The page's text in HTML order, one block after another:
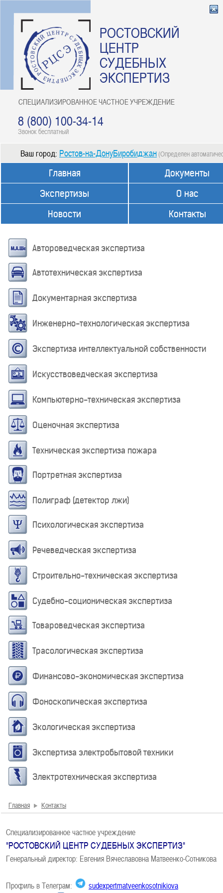
РОСТОВСКИЙ
ЦЕНТР
СУДЕБНЫХ
ЭКСПЕРТИЗ
СПЕЦИАЛИЗИРОВАННОЕ ЧАСТНОЕ УЧРЕЖДЕНИЕ
8 (800) 100-34-14
Звонок бесплатный
Ваш город: Ростов-на-ДонуБиробиджан (Определен
Главная
Экспертизы
Новости
Документы
О нас
Контакты
Автороведческая экспертиза
Автотехническая экспертиза
Документарная экспертиза
Инженерно-технологическая экспертиза
Экспертиза интеллектуальной собственности
Искусствоведческая экспертиза
Компьютерно-техническая экспертиза
Оценочная экспертиза
Техническая экспертиза пожара
Портретная экспертиза
Полиграф (детектор лжи)
Психологическая экспертиза
Речеведческая экспертиза
Строительно-техническая экспертиза
Судебно-соционическая экспертиза
Товароведческая экспертиза
Трасологическая экспертиза
Финансово-экономическая экспертиза
Фоноскопическая экспертиза
Экологическая экспертиза
Экспертиза электробытовой техники
Электротехническая экспертиза
Главная Контакты
Специализированное частное учреждение
"РОСТОВСКИЙ ЦЕНТР СУДЕБНЫХ ЭКСПЕРТИЗ"
Генеральный директор: Евгения Вячеславовна Матвеенко-Сотникова
Профиль в Телеграм: sudexpertmatveenkosotnikiova